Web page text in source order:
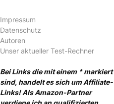
Impressum
Datenschutz
Autoren
Unser aktueller Test-Rechner
Bei Links die mit einem * markiert
sind, handelt es sich um Affiliate-
Links! Als Amazon-Partner